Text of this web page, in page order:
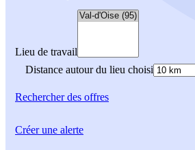
Lieu de travail
Distance autour du lieu choisi
Rechercherdes offres
Créer une alerte